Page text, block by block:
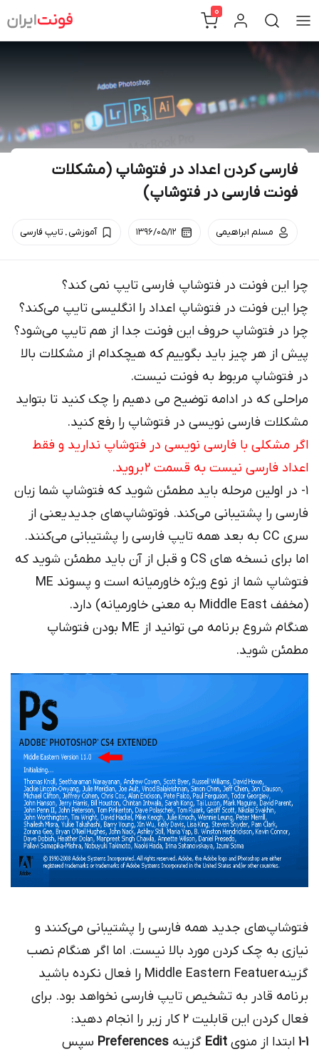
to
content
0
فارسی کردن اعداد در فتوشاپ (مشکلات
فونت فارسی در فتوشاپ)
مسلم ابراهیمی ۱۳۹۶/۰۵/۱۲ آموزشی. تایپ فارسی
چرا این فونت در فتوشاپ فارسی تایپ نمی کند؟
چرا این فونت در فتوشاپ اعداد را انگلیسی تایپ می‌کند؟
چرا در فتوشاپ حروف این فونت جدا از هم تایپ می‌شود؟
پیش از هر چیز باید بگوییم که هیچکدام از مشکلات بالا
در فتوشاپ مربوط به فونت نیست.
مراحلی که در ادامه توضیح می دهیم را چک کنید تا بتواید
مشکلات فارسی نویسی در فتوشاپ را رفع کنید.
اگر مشکلی با فارسی نویسی در فتوشاپ ندارید و فقط
اعداد فارسی نیست به قسمت ۲ بروید.
۱- در اولین مرحله باید مطمئن شوید که فتوشاپ شما زبان
فارسی را پشتیبانی می‌کند. فوتوشاپ‌های جدید یعنی از
سری CC به بعد همه تایپ فارسی را پشتیبانی می‌کنند.
اما برای نسخه های CS و قبل از آن باید مطمئن شوید که
فتوشاپ شما از نوع ویژه خاورمیانه است و پسوند ME
(مخفف Middle East به معنی خاورمیانه) دارد.
هنگام شروع برنامه می توانید از ME بودن فتوشاپ
مطمئن شوید.
فتوشاپ‌های جدید همه فارسی را پشتیبانی می‌کنند و
نیازی به چک کردن مورد بالا نیست. اما اگر هنگام نصب
گزینه Middle Eastern Featuer را فعال نکرده باشید
برنامه قادر به تشخیص تایپ فارسی نخواهد بود. برای
فعال کردن این قابلیت ۲ کار زیر را انجام دهید:
1-1 ابتدا از منوی Edit گزینه Preferences سپس